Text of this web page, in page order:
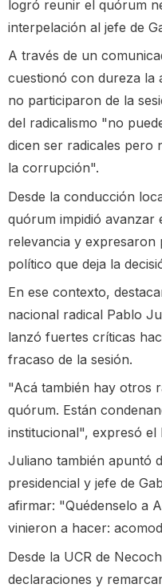
logró reunir el quórum
interpelación al jefe de
A través de un
cuestionó con dureza la
no participaron de la
del radicalismo "no
dicen ser radicales pero
la corrupción".
Desde la conducción
quórum impidió avanzar
relevancia y expresaron
político que deja la
En ese contexto,
nacional radical Pablo
lanzó fuertes críticas
fracaso de la sesión.
"Acá también hay otros
quórum. Están
institucional", expresó el
Juliano también apuntó
presidencial y jefe de
afirmar: "Quédenselo a
vinieron a hacer:
Desde la UCR de
declaraciones y